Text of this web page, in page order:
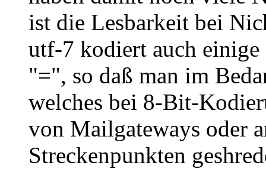
ist die Lesbarkeit bei
utf-7 kodiert auch
"=", so daß man im
welches bei 8-Bit-
von Mailgateways oder
Streckenpunkten